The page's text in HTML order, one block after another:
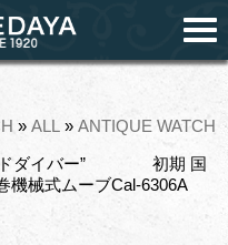
» ALL » ANTIQUE WATCH
ダイバー” 初期 国
械式ムーブCal-6306A